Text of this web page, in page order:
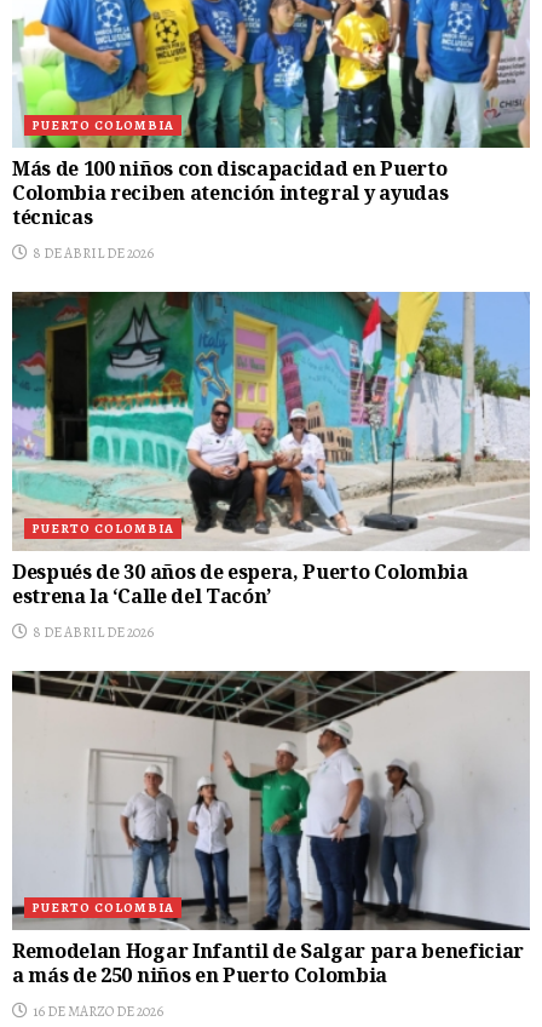
PUERTO COLOMBIA
Más de 100 niños con discapacidad en Puerto
Colombia reciben atención integral y ayudas
técnicas
8 DE ABRIL DE 2026
PUERTO COLOMBIA
Después de 30 años de espera, Puerto Colombia
estrena la ‘Calle del Tacón’
8 DE ABRIL DE 2026
PUERTO COLOMBIA
Remodelan Hogar Infantil de Salgar para beneficiar
a más de 250 niños en Puerto Colombia
16 DE MARZO DE 2026